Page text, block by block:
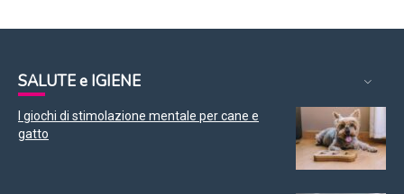
SALUTE e IGIENE
I giochi di stimolazione mentale per cane e
gatto